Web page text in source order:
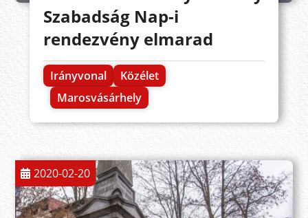
Szabadság Nap-i
rendezvény elmarad
Irányvonal
Közélet
Marosvásárhely
2020-02-20